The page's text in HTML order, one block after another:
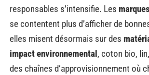
responsables s’intensifie. Les
se contentent plus d’afficher de
elles misent désormais sur des
impact environnemental, coton bio,
des chaînes d’approvisionnement où